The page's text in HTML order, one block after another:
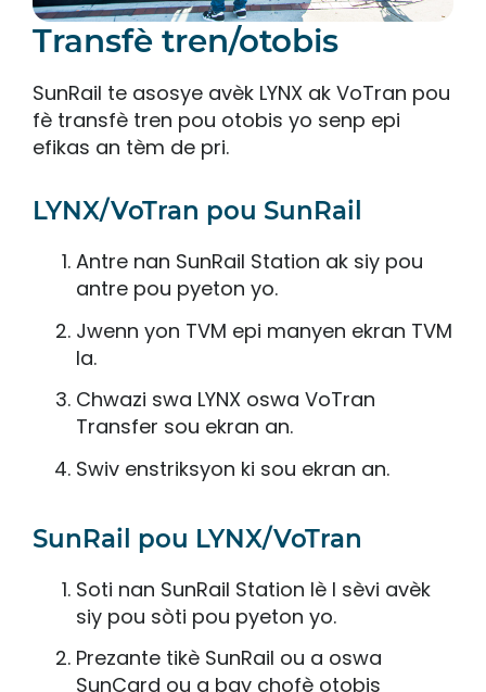
Transfè tren/otobis
SunRail te asosye avèk LYNX ak VoTran pou
fè transfè tren pou otobis yo senp epi
efikas an tèm de pri.
LYNX/VoTran pou SunRail
Antre nan SunRail Station ak siy pou
antre pou pyeton yo.
Jwenn yon TVM epi manyen ekran TVM
la.
Chwazi swa LYNX oswa VoTran
Transfer sou ekran an.
Swiv enstriksyon ki sou ekran an.
SunRail pou LYNX/VoTran
Soti nan SunRail Station lè l sèvi avèk
siy pou sòti pou pyeton yo.
Prezante tikè SunRail ou a oswa
SunCard ou a bay chofè otobis